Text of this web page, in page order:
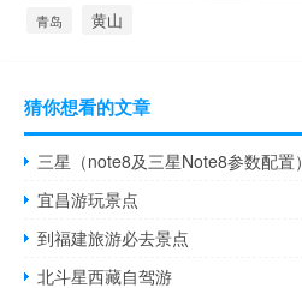
青岛 黄山
猜你想看的文章
三星（note8及三星Note8参数配置）
宜昌游玩景点
到福建旅游必去景点
北斗星西藏自驾游